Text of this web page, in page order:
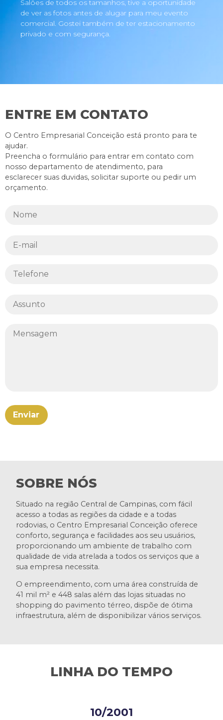
Salões de todos os tamanhos, tive a oportunidade
de ver as fotos antes de alugar para meu evento
comercial. Gostei também de ter estacionamento
privado e com segurança.
ENTRE EM CONTATO
O Centro Empresarial Conceição está pronto para te
ajudar.
Preencha o formulário para entrar em contato com
nosso departamento de atendimento, para
esclarecer suas duvidas, solicitar suporte ou pedir um
orçamento.
SOBRE NÓS
Situado na região Central de Campinas, com fácil
acesso a todas as regiões da cidade e a todas
rodovias, o Centro Empresarial Conceição oferece
conforto, segurança e facilidades aos seu usuários,
proporcionando um ambiente de trabalho com
qualidade de vida atrelada a todos os serviços que a
sua empresa necessita.
O empreendimento, com uma área construída de
41 mil m² e 448 salas além das lojas situadas no
shopping do pavimento térreo, dispõe de ótima
infraestrutura, além de disponibilizar vários serviços.
LINHA DO TEMPO
10/2001